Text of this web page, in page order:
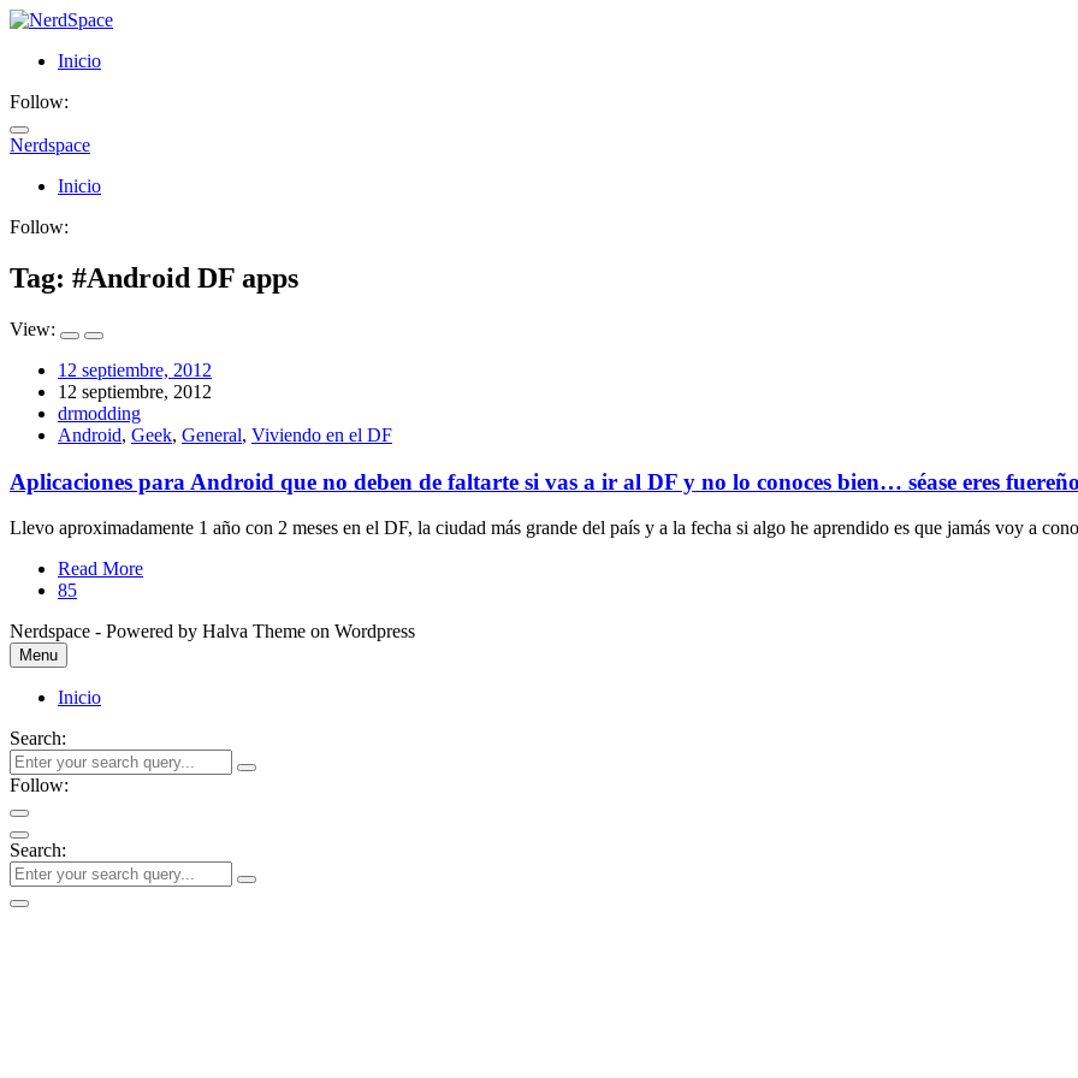
Inicio
Follow:
Nerdspace
NerdSpace
Inicio
Follow:
Tag: #Android DF apps
View:
12 septiembre, 2012
12 septiembre, 2012
drmodding
Android, Geek, General, Viviendo en el DF
Aplicaciones para Android que no deben de faltarte si vas a ir al DF y no lo conoces bien… séase eres
Llevo aproximadamente 1 año con 2 meses en el DF, la ciudad más grande del país y a la fecha si algo he aprendido es que jamás voy a
Read More
85
Nerdspace - Powered by Halva Theme on Wordpress
Menu
Inicio
Search:
Follow:
Search: